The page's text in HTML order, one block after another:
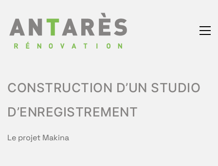
CONSTRUCTION D’UN STUDIO
D’ENREGISTREMENT
Le projet Makina